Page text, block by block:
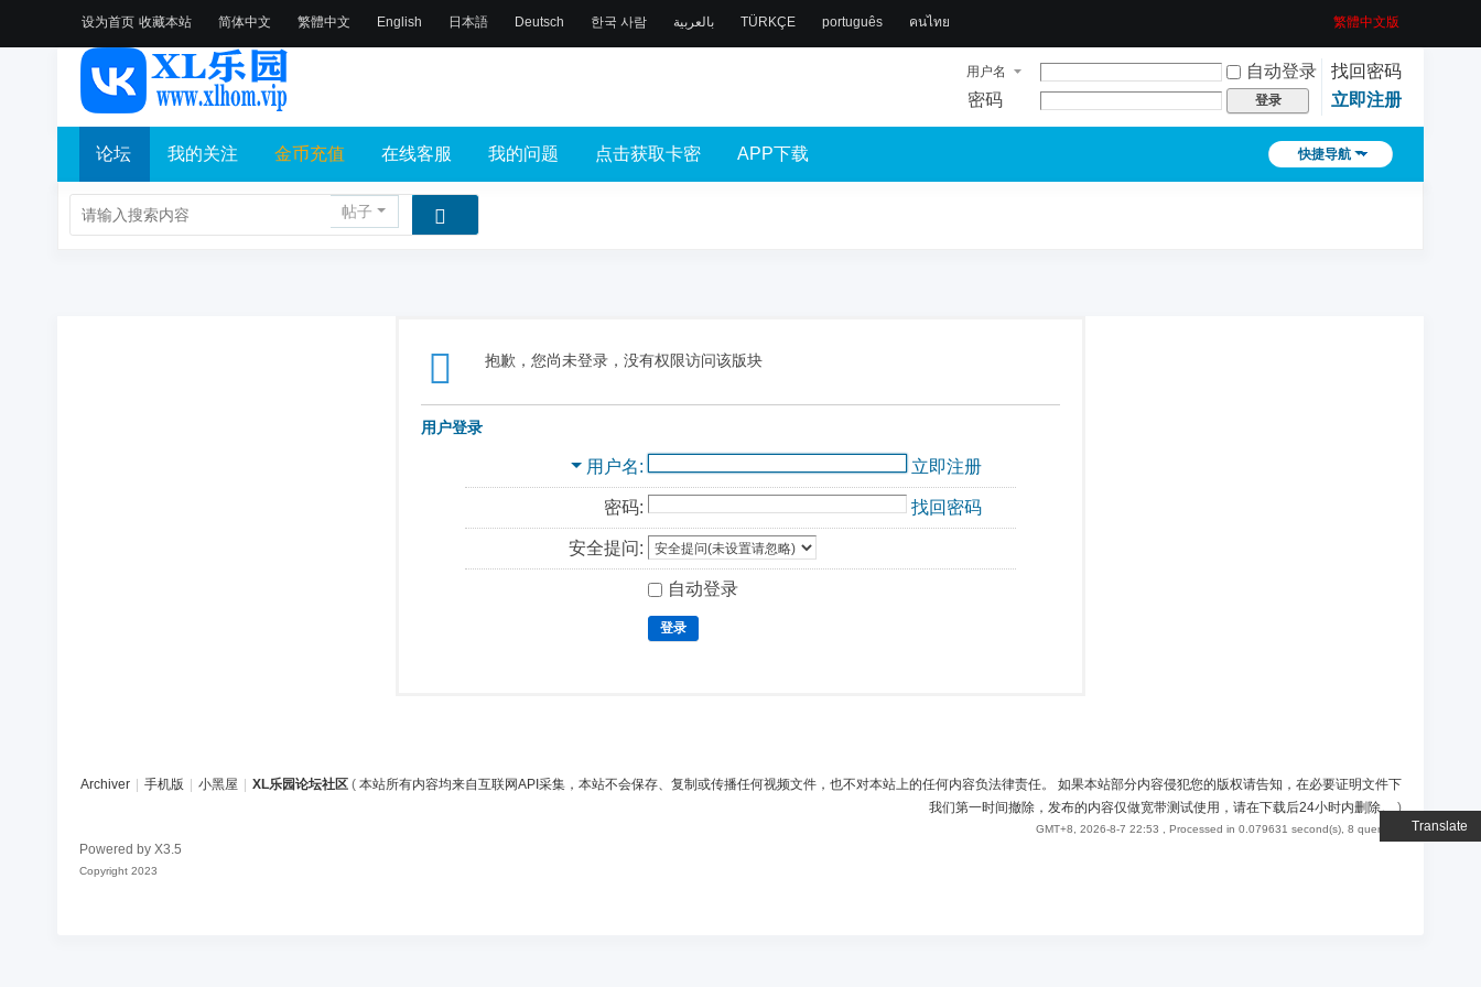
设为首页 收藏本站
Translate
简体中文 繁體中文 English 日本語 Deutsch 한국 사람 بالعربية TÜRKÇE português คนไทย 繁體中文版
用户名 自动登录
找回密码
密码
登录 立即注册
快捷导航
论坛 我的关注 金币充值 在线客服 我的问题 点击获取卡密 APP下载
帖子
抱歉，您尚未登录，没有权限访问该版块
用户登录
用户名 立即注册
密码: 找回密码
安全提问:
自动登录
登录
Archiver 手机版 小黑屋 XL乐园论坛社区 ( 本站所有内容均来自互联网API采集，本站不会保存、复制或传播任何视频文件，也不对本站上的任何内容负法律责任。 如果本站部分内容侵犯您的版权请告知，在必要证明文件下
我们第一时间撤除，发布的内容仅做宽带测试使用，请在下载后24小时内删除。)
GMT+8, 2026-8-7 22:53 , Processed in 0.079631 second(s), 8 queries .
Powered by X3.5
Copyright 2023